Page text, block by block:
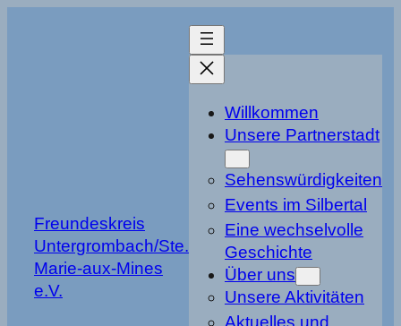
Freundeskreis
Untergrombach/Ste.
Marie-aux-Mines
e.V.
Willkommen
Unsere Partnerstadt
Sehenswürdigkeiten
Events im Silbertal
Eine wechselvolle
Geschichte
Über uns
Unsere Aktivitäten
Aktuelles und